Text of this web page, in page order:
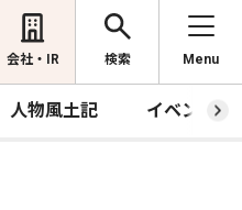
会社・IR 検索 Menu
人物風土記 イベント